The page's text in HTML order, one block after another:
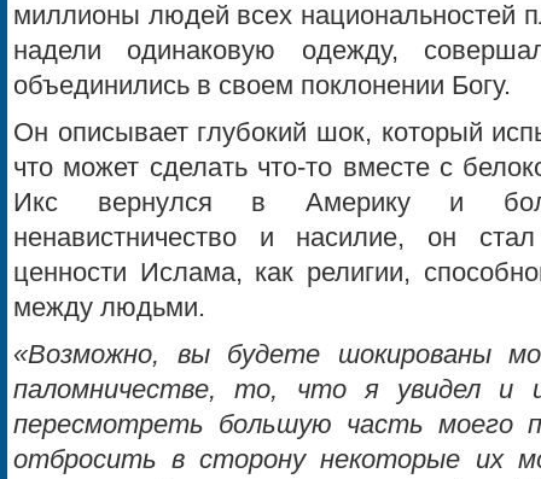
миллионы людей всех национальностей
надели одинаковую одежду,
объединились в своем поклонении Богу.
Он описывает глубокий шок, который
что может сделать что-то вместе с
Икс вернулся в Америку и
ненавистничество и насилие, он
ценности Ислама, как религии,
между людьми.
«Возможно, вы будете шокированы
паломничестве, то, что я увидел и
пересмотреть большую часть моего
отбросить в сторону некоторые их